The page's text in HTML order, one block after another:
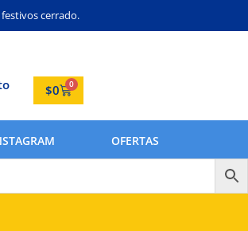
festivos cerrado.
$0 0
OFERTAS